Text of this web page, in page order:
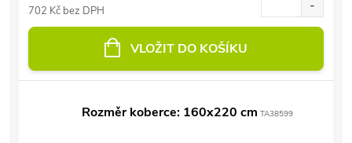
702 Kč bez DPH
VLOŽIT DO KOŠÍKU
Rozměr koberce: 160x220 cm TA38599